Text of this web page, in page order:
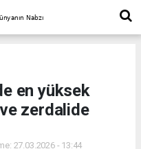
en yüksek
zerdalide
27.03.2026 - 13:44